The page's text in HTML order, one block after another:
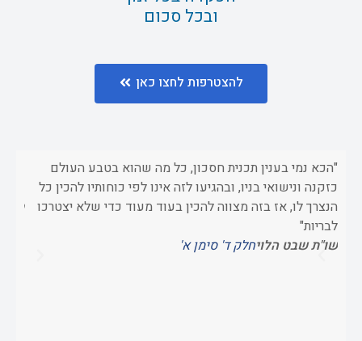
ובכל סכום
להצטרפות לחצו כאן
"הכא נמי בענין תכנית חסכון, כל מה שהוא בטבע העולם
כזקנה ונישואי בניו, ובהגיעו לזה אינו לפי כוחותיו להכין כל
הנצרך לו, אז בזה מצווה להכין בעוד מעוד כדי שלא יצטרכו
לבריות"
שו"ת שבט הלויחלק ד' סימן א'